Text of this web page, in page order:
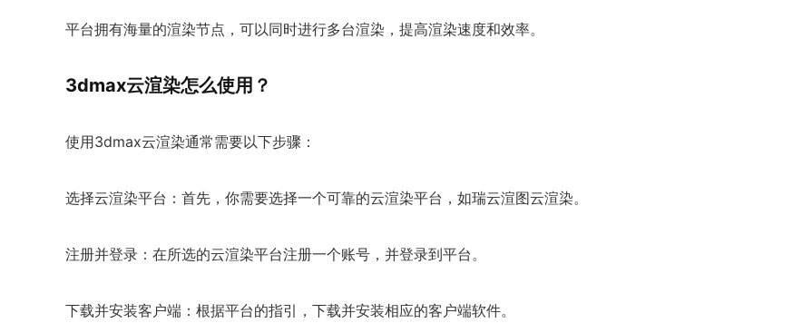
平台拥有海量的渲染节点，可以同时进行多台渲染，提高渲染速度和效率。
3dmax云渲染怎么使用？
使用3dmax云渲染通常需要以下步骤：
选择云渲染平台：首先，你需要选择一个可靠的云渲染平台，如瑞云渲图云渲染。
注册并登录：在所选的云渲染平台注册一个账号，并登录到平台。
下载并安装客户端：根据平台的指引，下载并安装相应的客户端软件。